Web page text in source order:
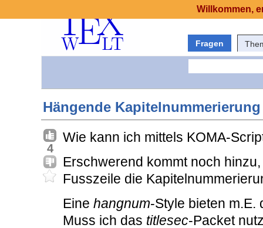
Fragen
Hängende
4
Wie kann ich mittels KOMA-
Erschwerend kommt noch
Fusszeile die
Eine hangnum-Style bieten m.E.
Muss ich das titlesec-Packet
Willkommen,